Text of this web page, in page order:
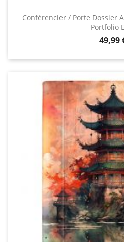
Conférencier / Porte Dossier
Portfolio
Prix
49,99